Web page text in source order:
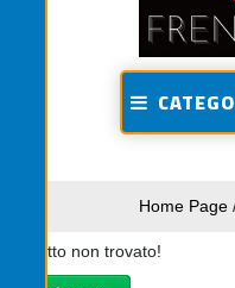
Home Page
Prodotto non trovato!